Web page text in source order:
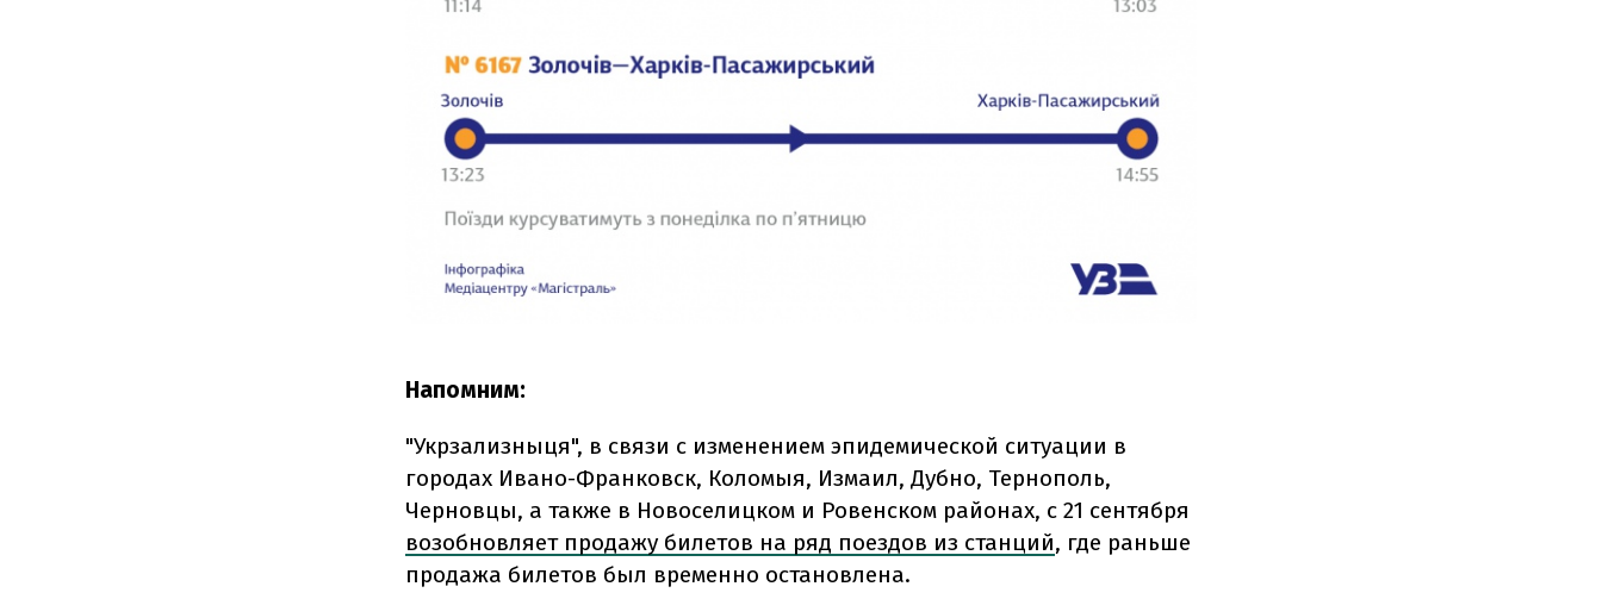
Напомним:
"Укрзализныця", в связи с изменением эпидемической ситуации в
городах Ивано-Франковск, Коломыя, Измаил, Дубно, Тернополь,
Черновцы, а также в Новоселицком и Ровенском районах, с 21 сентября
возобновляет продажу билетов на ряд поездов из станций, где раньше
продажа билетов был временно остановлена.